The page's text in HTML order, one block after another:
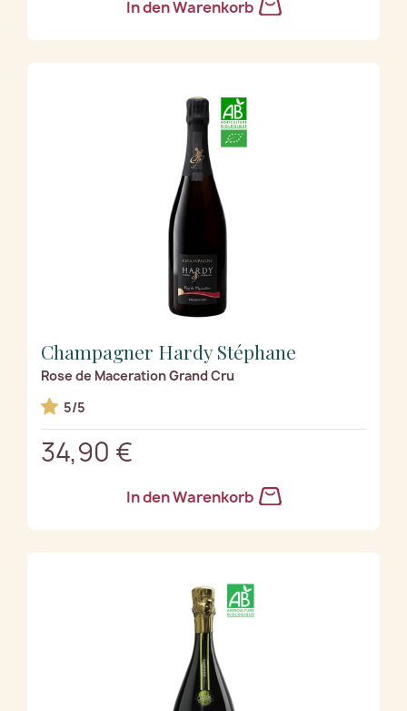
In den Warenkorb
Champagner Hardy Stéphane
Rose de Maceration Grand Cru
5/5
34,90 €
In den Warenkorb